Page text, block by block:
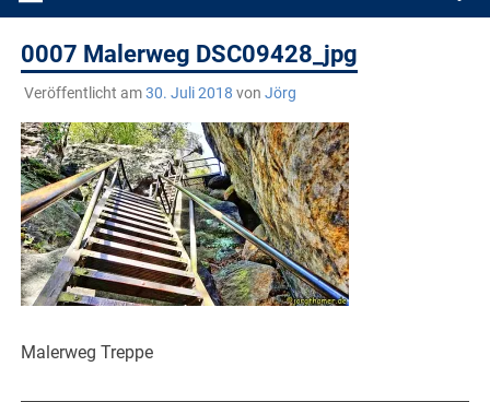
0007 Malerweg DSC09428_jpg
Veröffentlicht am30. Juli 2018 von Jörg
Malerweg Treppe